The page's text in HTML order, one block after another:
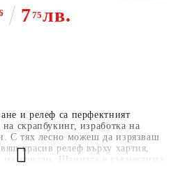
775лв.
и релеф са перфектният
скрапбукинг, изработка на
С тях лесно можеш да изрязваш
красив релеф върху хартия,
Щанцата е съвместима